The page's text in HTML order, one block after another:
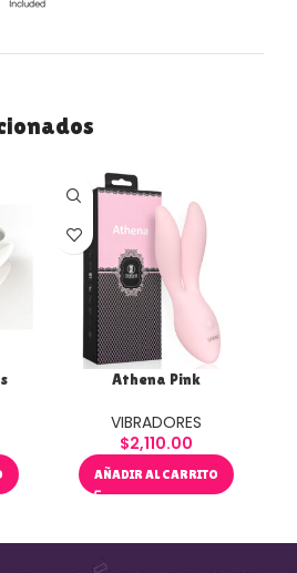
Athena Pink
VIBRADORES
$2,110.00
AÑADIR AL CARRITO